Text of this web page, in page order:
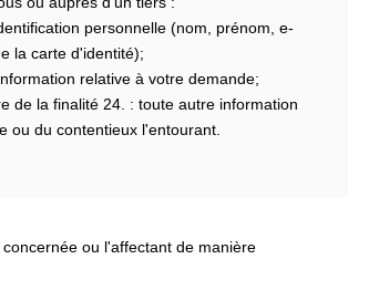
personnelle (nom, prénom, e-
la carte d'identité);
relative à votre demande;
de la finalité 24. : toute autre information
ou du contentieux l'entourant.
ou l'affectant de manière